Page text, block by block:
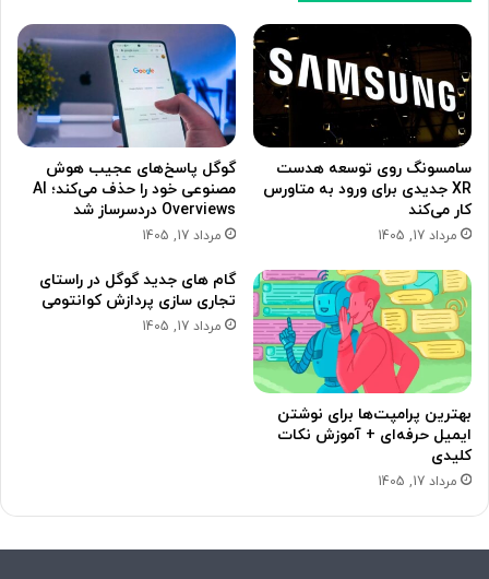
سامسونگ روی توسعه هدست
XR جدیدی برای ورود به متاورس
کار می‌کند
مرداد 17, 1405
گوگل پاسخ‌های عجیب هوش
مصنوعی خود را حذف می‌کند؛ AI
Overviews دردسرساز شد
مرداد 17, 1405
بهترین پرامپت‌ها برای نوشتن
ایمیل حرفه‌ای + آموزش نکات
کلیدی
مرداد 17, 1405
گام های جدید گوگل در راستای
تجاری سازی پردازش کوانتومی
مرداد 17, 1405